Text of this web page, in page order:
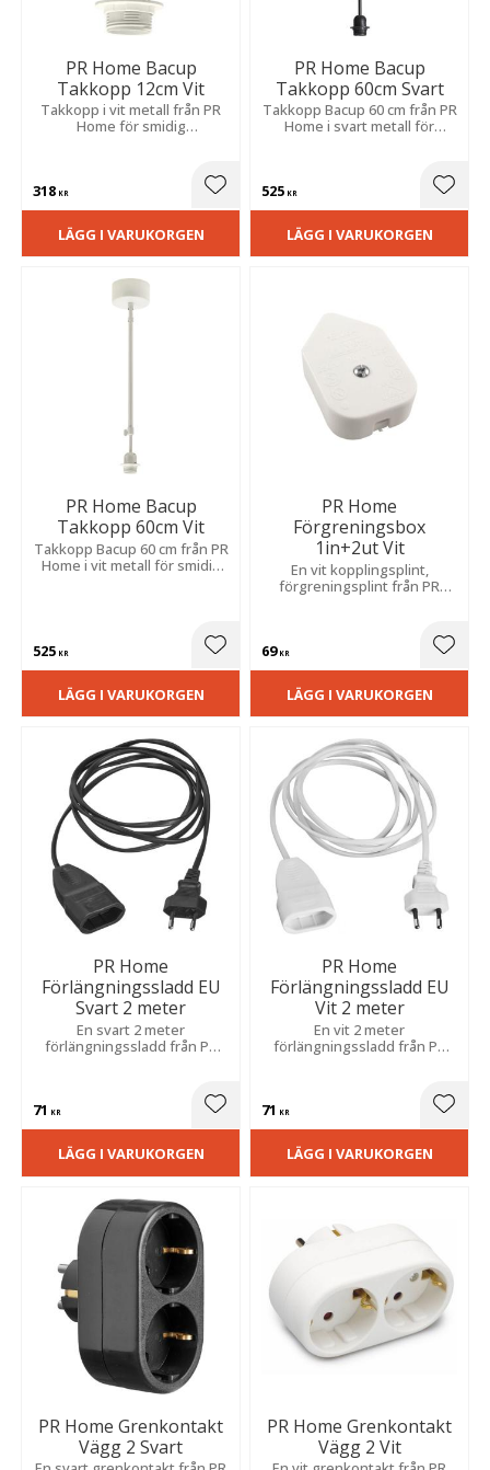
PR Home Bacup
Takkopp 12cm Vit
Takkopp i vit metall från PR
Home för smidig
318 KR Lägg till i favoriter
LÄGG I VARUKORGEN
PR Home Bacup
Takkopp 60cm Svart
Takkopp Bacup 60 cm från PR
Home i svart metall för
525 KR
LÄGG I VARUKORGEN
PR Home Bacup
Takkopp 60cm Vit
Takkopp Bacup 60 cm från PR
Home i vit metall för smidig
525 KR Lägg till i favoriter
LÄGG I VARUKORGEN
PR Home
Förgreningsbox
1in+2ut Vit
En vit kopplingsplint,
förgreningsplint från PR
lampor till en sladd. IP20-
69KR
LÄGG I VARUKORGEN
PR Home
Förlängningssladd EU
Svart 2 meter
En svart 2 meter
förlängningssladd från PR
71 KR Lägg till i favoriter
LÄGG I VARUKORGEN
PR Home
Förlängningssladd EU
Vit 2 meter
En vit 2 meter
förlängningssladd från PR
71 KR
LÄGG I VARUKORGEN
PR Home Grenkontakt
Vägg 2 Svart
PR Home Grenkontakt
Vägg 2 Vit